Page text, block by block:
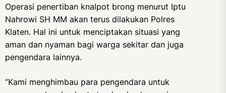
Operasi penertiban knalpot brong menurut Iptu
Nahrowi SH MM akan terus dilakukan Polres
Klaten. Hal ini untuk menciptakan situasi yang
aman dan nyaman bagi warga sekitar dan juga
pengendara lainnya.
“Kami menghimbau para pengendara untuk